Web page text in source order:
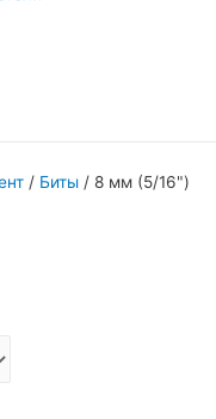
/ Биты / 8 мм (5/16")